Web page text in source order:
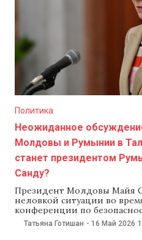
Политика
Неожиданное
Молдовы и Румынии в
станет президентом
Санду?
Президент Молдовы Майя
неловкой ситуации во
конференции по
Conference 2026, которая
Татьяна Готишан - 16 Май 2026